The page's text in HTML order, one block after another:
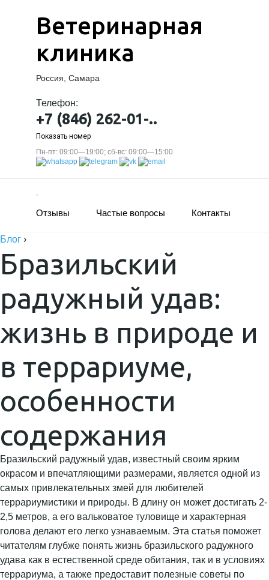
Ветеринарная
клиника
Россия, Самара
Телефон:
+7 (846) 262-01-..
Показать номер
Пн-пт: 09:00—19:00; сб-вс: 09:00—15:00
Отзывы Частые вопросы Контакты
Блог ›
Бразильский
радужный удав:
жизнь в природе и
в террариуме,
особенности
содержания
Бразильский радужный удав, известный своим ярким
окрасом и впечатляющими размерами, является одной из
самых привлекательных змей для любителей
террариумистики и природы. В длину он может достигать 2-
2,5 метров, а его вальковатое туловище и характерная
голова делают его легко узнаваемым. Эта статья поможет
читателям глубже понять жизнь бразильского радужного
удава как в естественной среде обитания, так и в условиях
террариума, а также предоставит полезные советы по